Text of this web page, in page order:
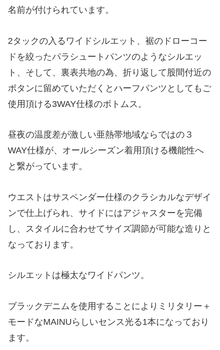
名前が付けられています。
2タックの入るワイドシルエット、裾のドローコー
ドを絞ったパラシュートパンツのようなシルエッ
ト、そして、裏表共地の為、折り返して股間付近の
ボタンに留めていただくとハーフパンツとしてもご
使用頂ける3WAY仕様のボトムス。
昼夜の温度差が激しい亜熱帯地域ならではの３
WAY仕様が、オールシーズン着用頂ける機能性へ
と繋がっています。
ウエストはサスペンダー仕様のクラシカルなデザイ
ンで仕上げられ、サイドにはアジャスターを完備
し、スタイルに合わせてサイズ調節が可能な造りと
なっております。
シルエットは極太なワイドパンツ。
ブラックデニムを使用することによりミリタリー＋
モードなMAINUらしいセンス光る1本になっており
ます。